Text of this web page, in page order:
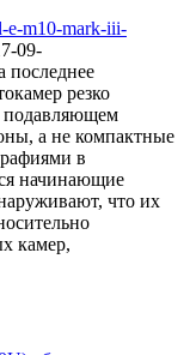
e-m10-mark-iii-
09-
последнее
резко
подавляющем
а не компактные
в
начинающие
что их
камер,